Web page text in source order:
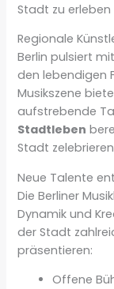
Stadt zu
Regionale
Berlin pulsiert
den lebendigen
Musikszene
aufstrebende
Stadtleben
Stadt
Neue Talente
Die Berliner
Dynamik und
der Stadt
präsentieren:
Offene